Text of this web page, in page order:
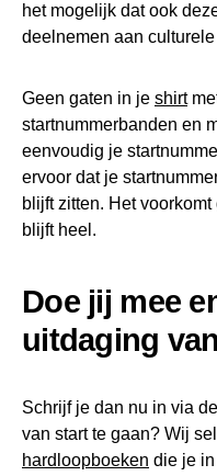
het mogelijk dat ook
deelnemen aan
Geen gaten in je shirt
startnummerbanden en
eenvoudig je
ervoor dat je
blijft zitten. Het
blijft heel.
Doe jij mee
uitdaging
Schrijf je dan nu in via
van start te gaan? Wij
hardloopboeken die je